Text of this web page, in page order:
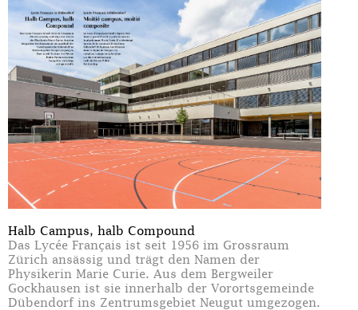
Halb Campus, halb Compound
Das Lycée Français ist seit 1956 im Grossraum
Zürich ansässig und trägt den Namen der
Physikerin Marie Curie. Aus dem Bergweiler
Gockhausen ist sie innerhalb der Vorortsgemeinde
Dübendorf ins Zentrumsgebiet Neugut umgezogen.